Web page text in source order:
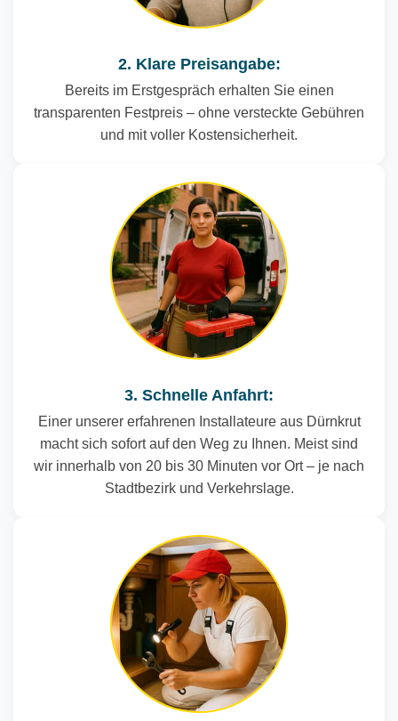
2. Klare Preisangabe:
Bereits im Erstgespräch erhalten Sie einen
transparenten Festpreis – ohne versteckte Gebühren
und mit voller Kostensicherheit.
3. Schnelle Anfahrt:
Einer unserer erfahrenen Installateure aus Dürnkrut
macht sich sofort auf den Weg zu Ihnen. Meist sind
wir innerhalb von 20 bis 30 Minuten vor Ort – je nach
Stadtbezirk und Verkehrslage.